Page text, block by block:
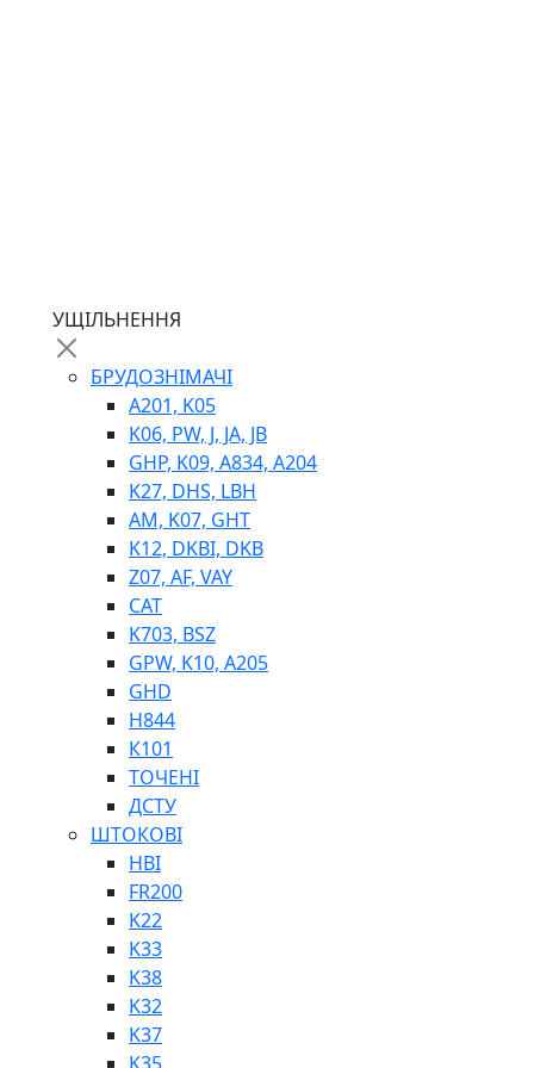
ЛЕБІДКИ
ВТУЛКИ
BIMETAL
Е90, E92
SINT, E60
ПНЕВМАТИКА
ФІТИНГИ
УЩІЛЬНЕННЯ
БРУДОЗНІМАЧІ
A201, K05
K06, PW, J, JA, JB
GHP, K09, A834, A204
K27, DHS, LBH
AM, K07, GHT
K12, DKBI, DKB
Z07, AF, VAY
CAT
K703, BSZ
GPW, K10, A205
GHD
H844
К101
ТОЧЕНІ
ДСТУ
ШТОКОВІ
HBI
FR200
K22
K33
K38
K32
K37